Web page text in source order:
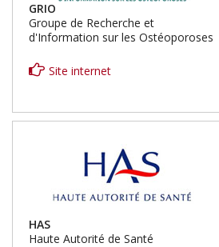
GRIO
Groupe de Recherche et
d'Information sur les Ostéoporoses
Site internet
HAS
Haute Autorité de Santé